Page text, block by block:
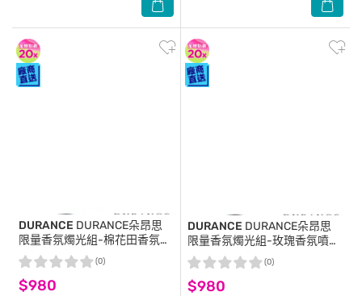
DURANCE DURANCE朵昂思
限量香氛燭光組-棉花田香氛噴
霧(100ml)送精油蠟燭(180ml)-
即期隨機出貨-專櫃公司貨
$980
(0)
DURANCE DURANCE朵昂思
限量香氛燭光組-玫瑰香氛噴霧
(100ml)送精油蠟燭(180g)-即
期隨機出貨-專櫃公司貨
$980
(0)